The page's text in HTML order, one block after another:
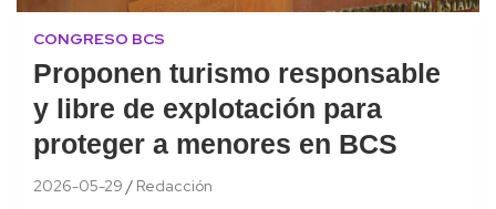
CONGRESO BCS
Proponen turismo responsable
y libre de explotación para
proteger a menores en BCS
2026-05-29 Redacción